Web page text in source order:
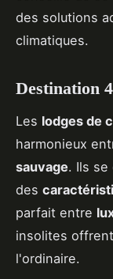
des solutions
climatiques.
Destination
Les lodges de
harmonieux
sauvage. Ils se
des
parfait entre
insolites
l'ordinaire.